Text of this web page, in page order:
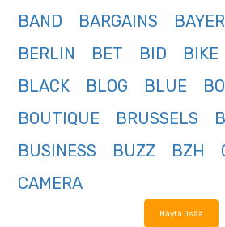
BAND
BARGAINS
BERLIN
BET BID BIKE
BLACK
BLOG BLUE
BOUTIQUE
BRUSSELS
BUSINESS
BUZZ BZH
CAMERA
Näytä lisää